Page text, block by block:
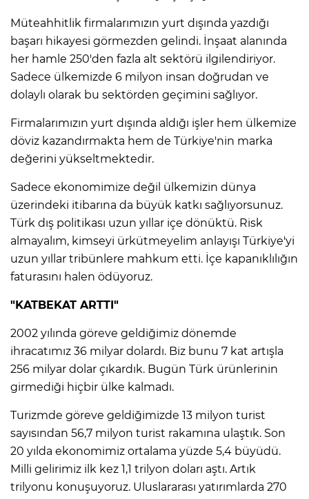
Müteahhitlik firmalarımızın yurt dışında yazdığı
başarı hikayesi görmezden gelindi. İnşaat alanında
her hamle 250'den fazla alt sektörü ilgilendiriyor.
Sadece ülkemizde 6 milyon insan doğrudan ve
dolaylı olarak bu sektörden geçimini sağlıyor.
Firmalarımızın yurt dışında aldığı işler hem ülkemize
döviz kazandırmakta hem de Türkiye'nin marka
değerini yükseltmektedir.
Sadece ekonomimize değil ülkemizin dünya
üzerindeki itibarına da büyük katkı sağlıyorsunuz.
Türk dış politikası uzun yıllar içe dönüktü. Risk
almayalım, kimseyi ürkütmeyelim anlayışı Türkiye'yi
uzun yıllar tribünlere mahkum etti. İçe kapanıklılığın
faturasını halen ödüyoruz.
"KATBEKAT ARTTI"
2002 yılında göreve geldiğimiz dönemde
ihracatımız 36 milyar dolardı. Biz bunu 7 kat artışla
256 milyar dolar çıkardık. Bugün Türk ürünlerinin
girmediği hiçbir ülke kalmadı.
Turizmde göreve geldiğimizde 13 milyon turist
sayısından 56,7 milyon turist rakamına ulaştık. Son
20 yılda ekonomimiz ortalama yüzde 5,4 büyüdü.
Milli gelirimiz ilk kez 1,1 trilyon doları aştı. Artık
trilyonu konuşuyoruz. Uluslararası yatırımlarda 270